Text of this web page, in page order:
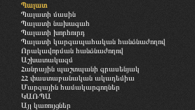
Պալատ
Պալատի մասին
Պալատի նախագահ
Պալատի խորհուրդ
Պալատի կարգապահական հանձնաժողով
Որակավորման հանձնաժողով
Աշխատակազմ
Հանրային պաշտպանի գրասենյակ
ՀՀ փաստաբանական ակադեմիա
Մարզային համակարգողներ
ԿԱՌՊԱ
Այլ կառույցներ